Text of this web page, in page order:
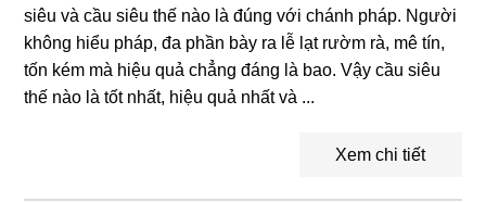
siêu và cầu siêu thế nào là đúng với chánh pháp. Người
không hiểu pháp, đa phần bày ra lễ lạt rườm rà, mê tín,
tốn kém mà hiệu quả chẳng đáng là bao. Vậy cầu siêu
thế nào là tốt nhất, hiệu quả nhất và ...
Xem chi tiết